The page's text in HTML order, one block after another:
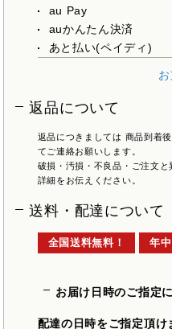
au Pay
auかんたん決済
あと払い(ペイディ)
返品について
返品につきましては 商品到着
てご連絡お願いします。
破損・汚損・不良品・ご注文と
詳細をお伝えください。
送料・配達について
全国送料無料！ 年
お届け日時のご指定
配達の日時をご指定頂け